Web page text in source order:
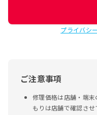
プライバシ
ご注意事項
修理価格は店舗・端
もりは店舗で確認させ